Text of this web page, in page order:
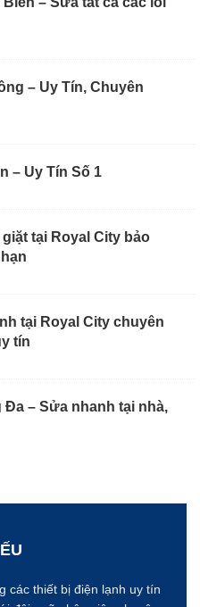
– Uy Tín, Chuyên
– Uy Tín Số 1
tại Royal City bảo
tại Royal City chuyên
tín
– Sửa nhanh tại nhà,
các thiết bị điện lạnh uy tín